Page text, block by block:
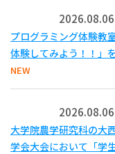
2026.08.06
プログラミング体験教
体験してみよう！！」
NEW
2026.08.06
大学院農学研究科の大
学会大会において「学